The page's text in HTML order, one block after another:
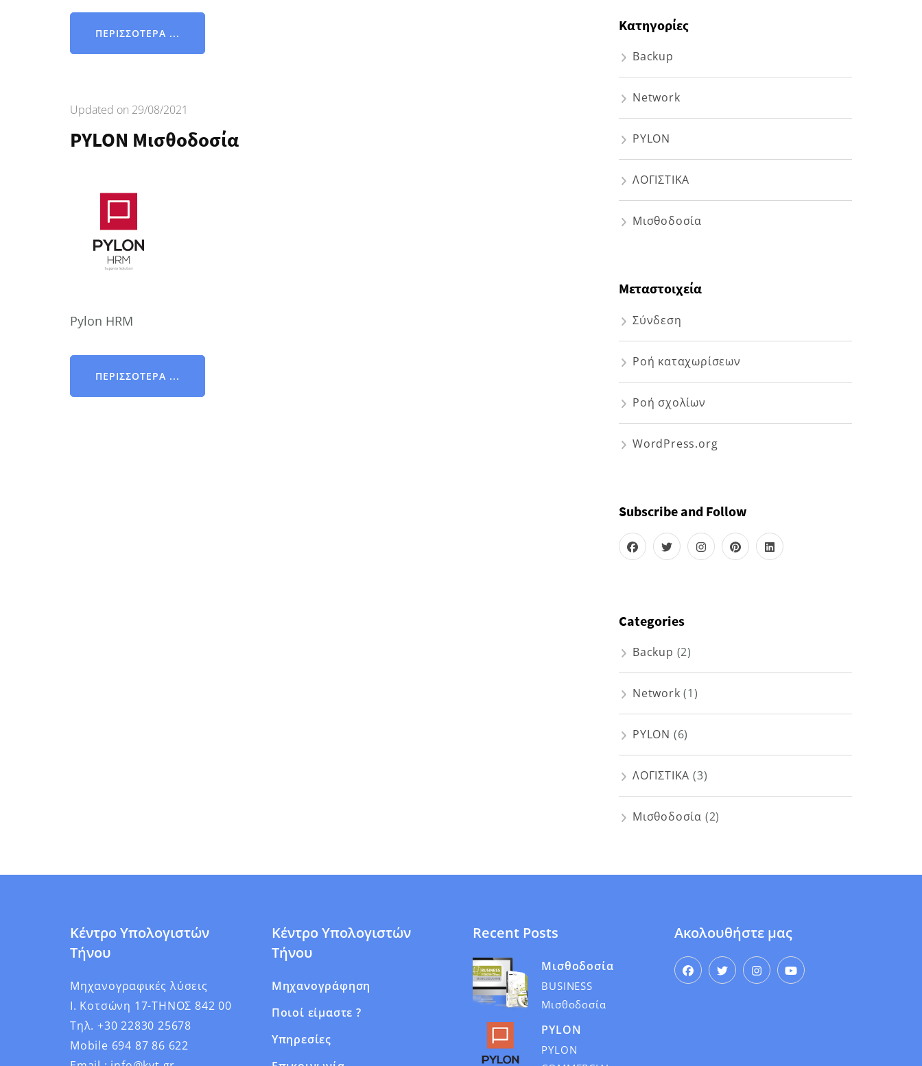
ΠΕΡΙΣΣΌΤΕΡΑ ...
Updated on 29/08/2021
PYLON Μισθοδοσία
Pylon HRM
ΠΕΡΙΣΣΌΤΕΡΑ ...
Kατηγορίες
Backup
Network
PYLON
ΛΟΓΙΣΤΙΚΑ
Μισθοδοσία
Μεταστοιχεία
Σύνδεση
Ροή καταχωρίσεων
Ροή σχολίων
WordPress.org
Subscribe and Follow
Categories
Backup (2)
Network (1)
PYLON (6)
ΛΟΓΙΣΤΙΚΑ (3)
Μισθοδοσία (2)
Κέντρο Υπολογιστών
Τήνου
Μηχανογραφικές λύσεις
Ι. Κοτσώνη 17-ΤΗΝΟΣ 842 00
Τηλ. +30 22830 25678
Mobile 694 87 86 622
Κέντρο Υπολογιστών
Τήνου
Μηχανογράφηση
Ποιοί είμαστε ?
Υπηρεσίες
Recent Posts
Μισθοδοσία
BUSINESS
Μισθοδοσία
PYLON
PYLON
Ακολουθήστε μας